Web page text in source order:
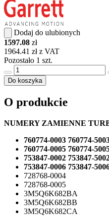
Dodaj do ulubionych
1597.08 zł
1964.41 zł z VAT
Pozostało 1 szt.
Do koszyka
O produkcie
NUMERY ZAMIENNE
760774-0003 760774-
760774-0005 760774-
753847-0002 753847-
753847-0006 753847-
728768-0004
728768-0005
3M5Q6K682BA
3M5Q6K682BB
3M5Q6K682CA